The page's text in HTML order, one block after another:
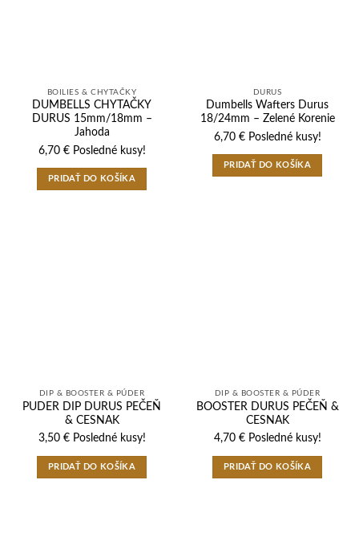
BOILIES & CHYTAČKY
DUMBELLS CHYTAČKY
DURUS 15mm/18mm –
Jahoda
6,70 € Posledné kusy!
PRIDAŤ DO KOŠÍKA
DURUS
Dumbells Wafters Durus
18/24mm – Zelené Korenie
6,70 € Posledné kusy!
PRIDAŤ DO KOŠÍKA
DIP & BOOSTER & PÚDER
PUDER DIP DURUS PEČEŇ
& CESNAK
3,50 € Posledné kusy!
PRIDAŤ DO KOŠÍKA
DIP & BOOSTER & PÚDER
BOOSTER DURUS PEČEŇ &
CESNAK
4,70 € Posledné kusy!
PRIDAŤ DO KOŠÍKA